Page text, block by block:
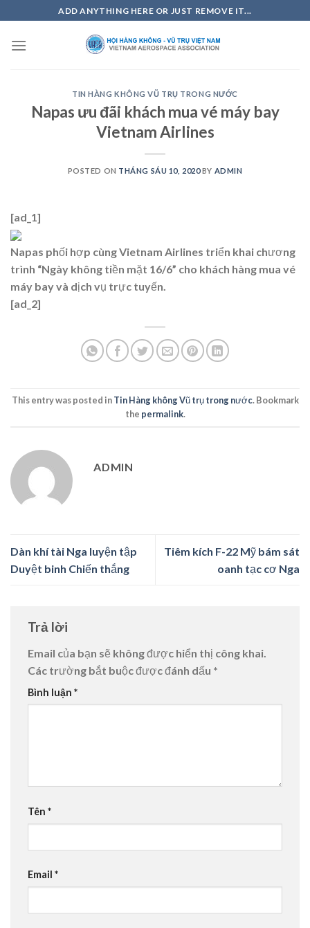
to
content
ADD ANYTHING HERE OR JUST REMOVE IT...
TIN HÀNG KHÔNG VŨ TRỤ TRONG NƯỚC
Napas ưu đãi khách mua vé máy bay
Vietnam Airlines
POSTED ON THÁNG SÁU 10, 2020BY ADMIN
[ad_1]
Napas phối hợp cùng Vietnam Airlines triển khai chương
trình “Ngày không tiền mặt 16/6” cho khách hàng mua vé
máy bay và dịch vụ trực tuyến.
[ad_2]
This entry was posted inTin Hàng không Vũ trụ trong nước. Bookmark
the permalink.
ADMIN
Dàn khí tài Nga luyện tập
Duyệt binh Chiến thắng
Tiêm kích F-22 Mỹ bám sát
oanh tạc cơ Nga
Trả lời
Email của bạn sẽ không được hiển thị công khai.
Các trường bắt buộc được đánh dấu *
Bình luận *
Tên *
Email *